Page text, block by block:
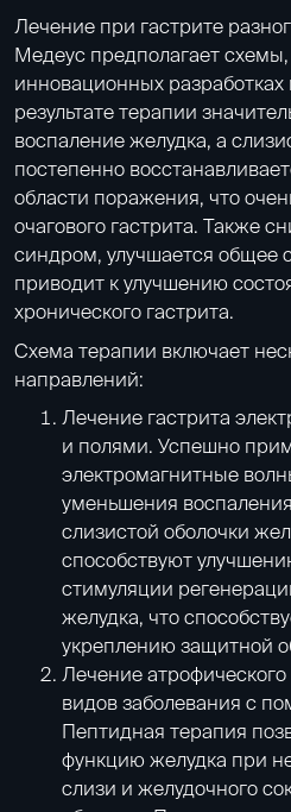
Лечение при гастрите
Медеус предполагает
инновационных
результате терапии
воспаление желудка, а
постепенно
области поражения, что
очагового гастрита. Также
синдром, улучшается общее
приводит к улучшению
хронического гастрита.
Схема терапии включает
направлений:
Лечение гастрита
и полями. Успешно
электромагнитные
уменьшения
слизистой оболочки
способствуют
стимуляции
желудка, что
укреплению защитной
Лечение атрофического
видов заболевания с
Пептидная терапия
функцию желудка при
слизи и желудочного